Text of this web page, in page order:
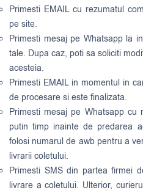
Primesti EMAIL cu rezumatul
pe site.
Primesti mesaj pe Whatsapp la
tale. Dupa caz, poti sa soliciti
acesteia.
Primesti EMAIL in momentul in
de procesare si este finalizata.
Primesti mesaj pe Whatsapp
putin timp inainte de predarea
folosi numarul de awb pentru a
livrarii coletului.
Primesti SMS din partea firmei
livrare a coletului. Ulterior,